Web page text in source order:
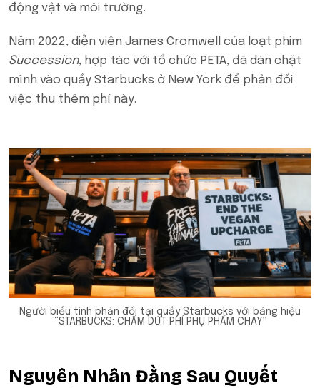
động vật và môi trường.
Năm 2022, diễn viên James Cromwell của loạt phim
Succession, hợp tác với tổ chức PETA, đã dán chặt
mình vào quầy Starbucks ở New York để phản đối
việc thu thêm phí này.
Người biểu tình phản đối tại quầy Starbucks với bảng hiệu
“STARBUCKS: CHẤM DỨT PHÍ PHỤ PHẨM CHAY”
Nguyên Nhân Đằng Sau Quyết